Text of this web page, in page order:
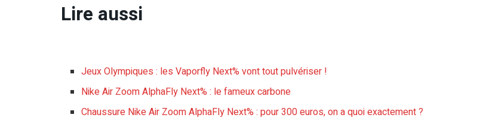
Lire aussi
Jeux Olympiques : les Vaporfly Next% vont tout pulvériser !
Nike Air Zoom AlphaFly Next% : le fameux carbone
Chaussure Nike Air Zoom AlphaFly Next% : pour 300 euros, on a quoi exactement ?